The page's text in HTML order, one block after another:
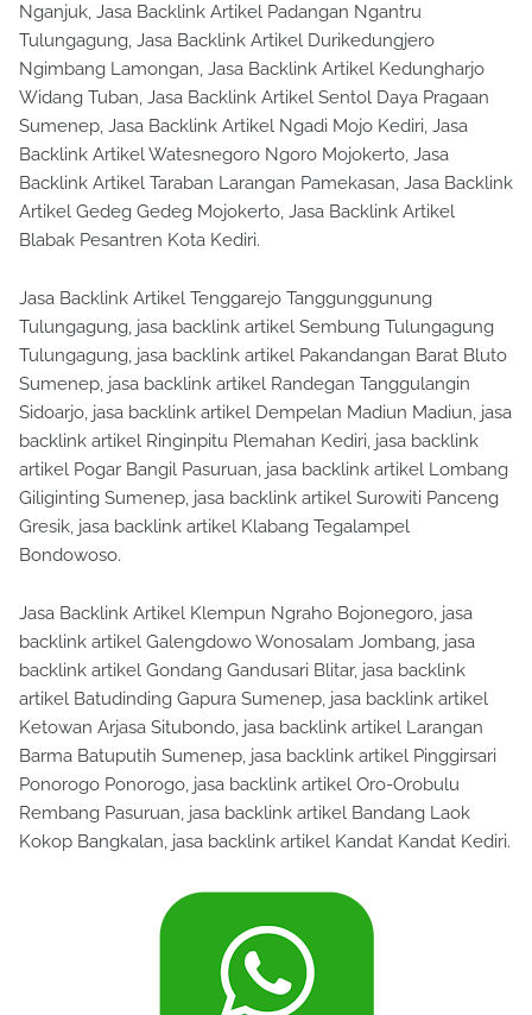
Nganjuk, Jasa Backlink Artikel Padangan Ngantru
Tulungagung, Jasa Backlink Artikel Durikedungjero
Ngimbang Lamongan, Jasa Backlink Artikel Kedungharjo
Widang Tuban, Jasa Backlink Artikel Sentol Daya Pragaan
Sumenep, Jasa Backlink Artikel Ngadi Mojo Kediri, Jasa
Backlink Artikel Watesnegoro Ngoro Mojokerto, Jasa
Backlink Artikel Taraban Larangan Pamekasan, Jasa Backlink
Artikel Gedeg Gedeg Mojokerto, Jasa Backlink Artikel
Blabak Pesantren Kota Kediri.
Jasa Backlink Artikel Tenggarejo Tanggunggunung
Tulungagung, jasa backlink artikel Sembung Tulungagung
Tulungagung, jasa backlink artikel Pakandangan Barat Bluto
Sumenep, jasa backlink artikel Randegan Tanggulangin
Sidoarjo, jasa backlink artikel Dempelan Madiun Madiun, jasa
backlink artikel Ringinpitu Plemahan Kediri, jasa backlink
artikel Pogar Bangil Pasuruan, jasa backlink artikel Lombang
Giliginting Sumenep, jasa backlink artikel Surowiti Panceng
Gresik, jasa backlink artikel Klabang Tegalampel
Bondowoso.
Jasa Backlink Artikel Klempun Ngraho Bojonegoro, jasa
backlink artikel Galengdowo Wonosalam Jombang, jasa
backlink artikel Gondang Gandusari Blitar, jasa backlink
artikel Batudinding Gapura Sumenep, jasa backlink artikel
Ketowan Arjasa Situbondo, jasa backlink artikel Larangan
Barma Batuputih Sumenep, jasa backlink artikel Pinggirsari
Ponorogo Ponorogo, jasa backlink artikel Oro-Orobulu
Rembang Pasuruan, jasa backlink artikel Bandang Laok
Kokop Bangkalan, jasa backlink artikel Kandat Kandat Kediri.